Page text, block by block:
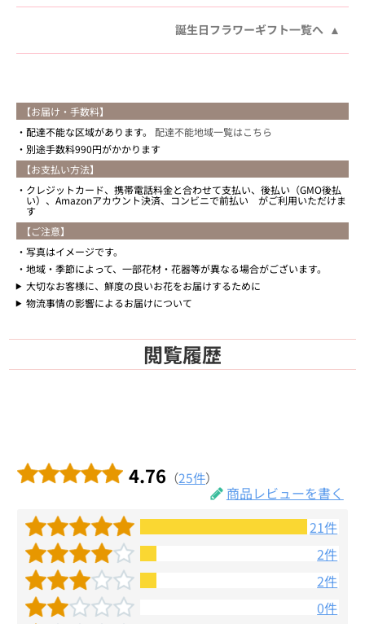
誕生日フラワーギフト一覧へ
【お届け・手数料】
配達不能な区域があります。 配達不能地域一覧はこちら
別途手数料990円がかかります
【お支払い方法】
クレジットカード、携帯電話料金と合わせて支払い、後払い（GMO後払
い）、Amazonアカウント決済、コンビニで前払い がご利用いただけま
す
【ご注意】
写真はイメージです。
地域・季節によって、一部花材・花器等が異なる場合がございます。
大切なお客様に、鮮度の良いお花をお届けするために
物流事情の影響によるお届けについて
閲覧履歴
4.76 （25件）
商品レビューを書く
21件
2件
2件
0件